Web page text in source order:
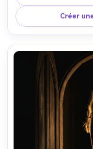
peau photoréaliste,
Créer